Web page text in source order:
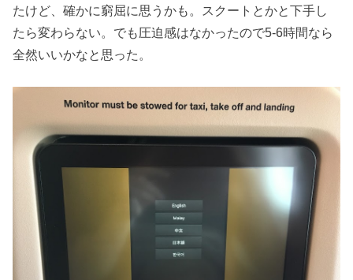
たけど、確かに窮屈に思うかも。スクートとかと下手し
たら変わらない。でも圧迫感はなかったので5-6時間なら
全然いいかなと思った。